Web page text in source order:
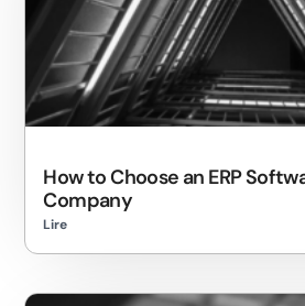
How to Choose an ERP
Company
Lire